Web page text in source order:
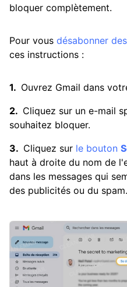
bloquer complètement.
Pour vous désabonner
ces instructions :
Ouvrez Gmail dans
Cliquez sur un e-mail
souhaitez bloquer.
Cliquez sur le bouton
haut à droite du nom de
dans les messages qui
des publicités ou du spam.